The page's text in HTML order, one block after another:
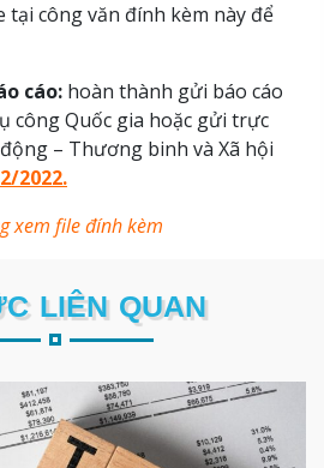
tại công văn đính kèm này để
cáo: hoàn thành gửi báo cáo
công Quốc gia hoặc gửi trực
– Thương binh và Xã hội
2022.
xem file đính kèm
LIÊN QUAN